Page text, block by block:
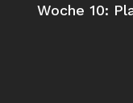
Woche 10: